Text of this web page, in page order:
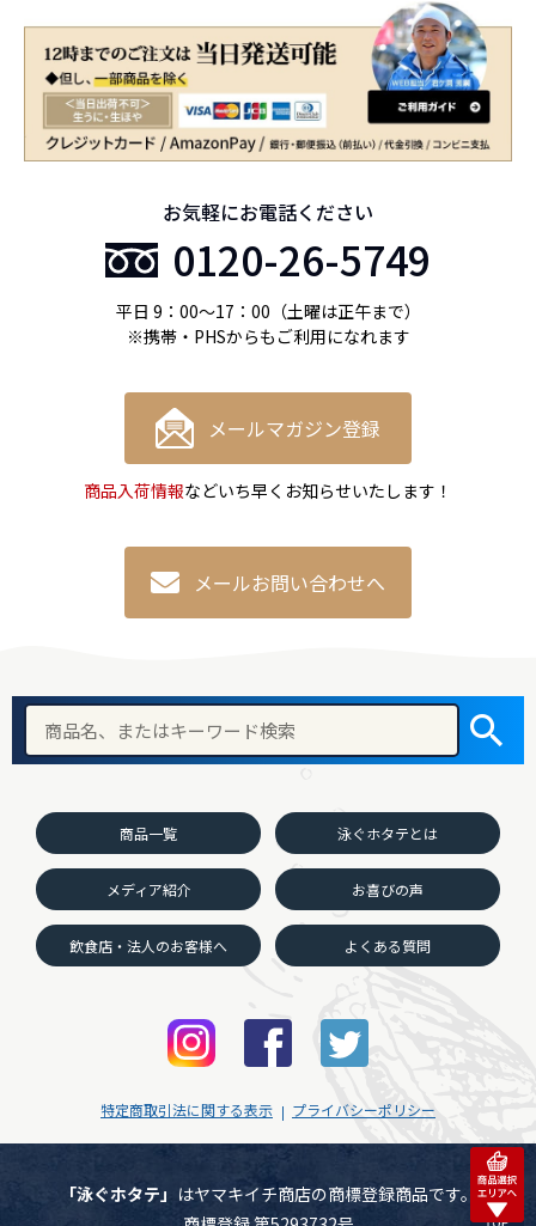
お気軽にお電話ください
0120-26-5749
平日 9：00〜17：00（土曜は正午まで）
※携帯・PHSからもご利用になれます
メールマガジン登録
商品入荷情報などいち早くお知らせいたします！
メールお問い合わせへ
商品一覧 泳ぐホタテとは
メディア紹介 お喜びの声
飲食店・法人のお客様へ よくある質問
特定商取引法に関する表示 プライバシーポリシー
「泳ぐホタテ」 はヤマキイチ商店の商標登録商品です。